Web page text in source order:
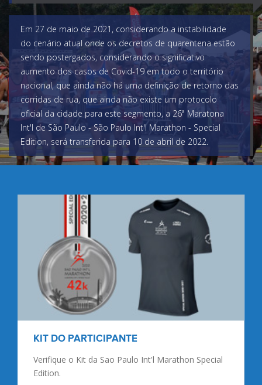
Em 27 de maio de 2021, considerando a instabilidade
do cenário atual onde os decretos de quarentena estão
sendo postergados, considerando o significativo
aumento dos casos de Covid-19 em todo o território
nacional, que ainda não há uma definição de retorno das
corridas de rua, que ainda não existe um protocolo
oficial da cidade para este segmento, a 26ª Maratona
Int'l de São Paulo - São Paulo Int'l Marathon - Special
Edition, será transferida para 10 de abril de 2022.
OUTROS EVENTOS
Confira e programe outras provas e eventos
Yescom.